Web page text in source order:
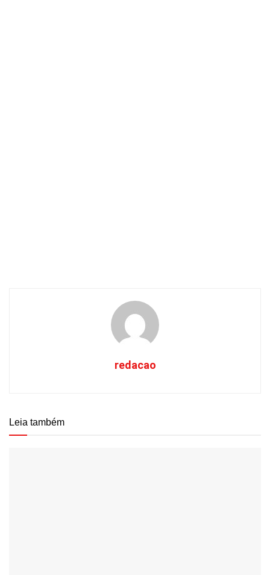
redacao
Leia também